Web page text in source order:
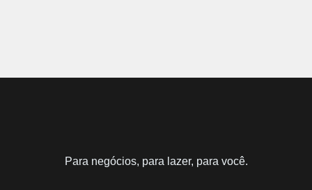
Para negócios, para lazer, para você.